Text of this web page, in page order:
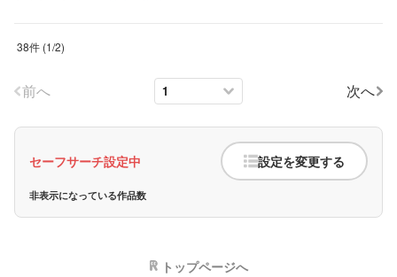
38件 (1/2)
前へ 次へ
セーフサーチ設定中 設定を変更する
非表示になっている作品数
トップページへ